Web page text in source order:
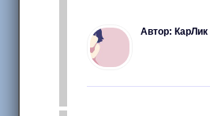
Автор: КарЛик